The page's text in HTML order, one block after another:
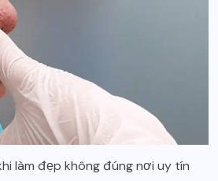
làm đẹp không đúng nơi uy tín